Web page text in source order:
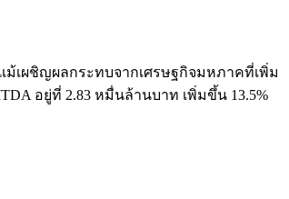
ม้เผชิญผลกระทบจากเศรษฐกิจมหภาคที่เพิ่ม
อยู่ที่ 2.83 หมื่นล้านบาท เพิ่มขึ้น 13.5%